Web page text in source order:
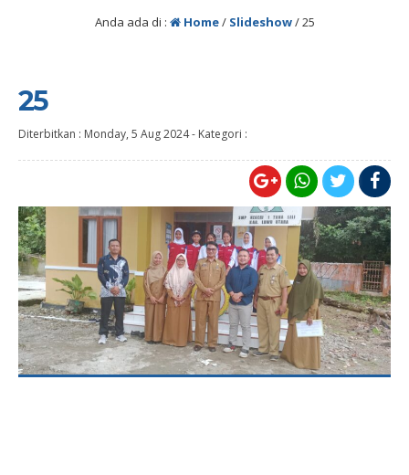
Anda ada di : Home/ Slideshow/25
25
Diterbitkan : Monday, 5 Aug 2024- Kategori :